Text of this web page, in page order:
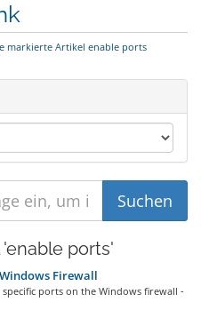
markierte Artikel enable ports
ports'
Firewall
ports on the Windows firewall -